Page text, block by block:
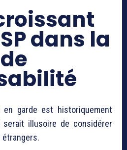
dans la
garde est historiquement
illusoire de considérer
étrangers.